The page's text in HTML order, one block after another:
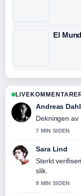
El
Andreas Dahl
Dekningen
7 MIN SIDEN
Sara Lind
Sterkt
slik.
9 MIN SIDEN